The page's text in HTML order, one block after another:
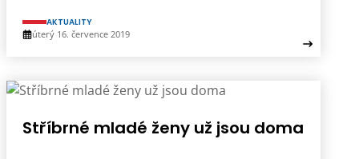
AKTUALITY
úterý 16. července 2019
Stříbrné mladé ženy už jsou doma